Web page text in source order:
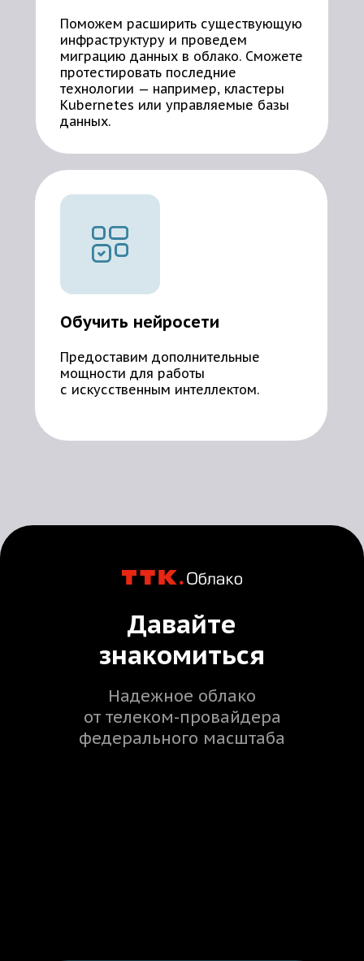
Поможем расширить существующую
инфраструктуру и проведем
миграцию данных в облако. Сможете
протестировать последние
технологии — например, кластеры
Kubernetes или управляемые базы
данных.
Обучить нейросети
Предоставим дополнительные
мощности для работы
с искусственным интеллектом.
Давайте
знакомиться
Надежное облако
от телеком-провайдера
федерального масштаба